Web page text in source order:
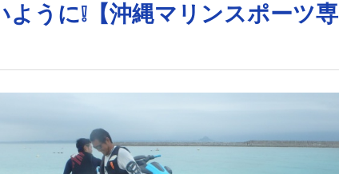
ように❕【沖縄マリンスポーツ